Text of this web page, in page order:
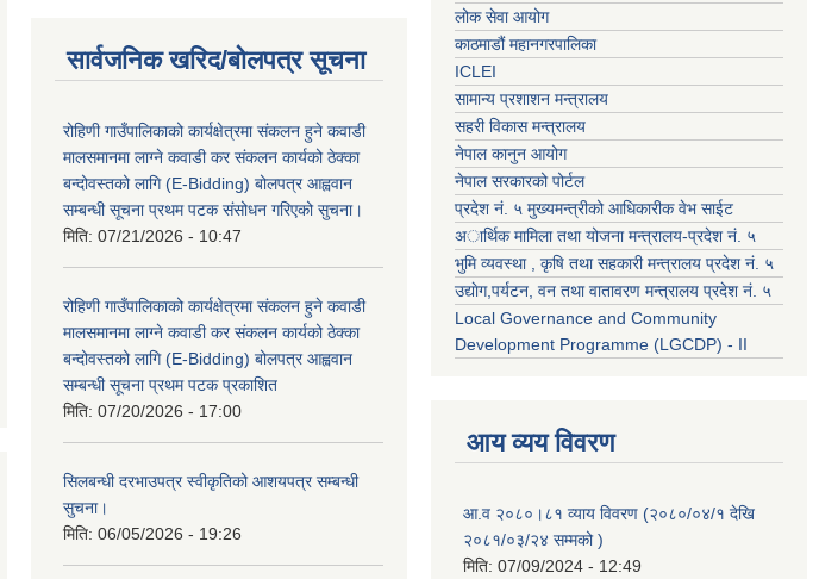
सार्वजनिक खरिद/बोलपत्र सूचना
रोहिणी गाउँपालिकाको कार्यक्षेत्रमा संकलन हुने कवाडी
मालसमानमा लाग्ने कवाडी कर संकलन कार्यको ठेक्का
बन्दोवस्तको लागि (E-Bidding) बोलपत्र आह्ववान
सम्बन्धी सूचना प्रथम पटक संसोधन गरिएको सुचना।
मिति: 07/21/2026 - 10:47
रोहिणी गाउँपालिकाको कार्यक्षेत्रमा संकलन हुने कवाडी
मालसमानमा लाग्ने कवाडी कर संकलन कार्यको ठेक्का
बन्दोवस्तको लागि (E-Bidding) बोलपत्र आह्ववान
सम्बन्धी सूचना प्रथम पटक प्रकाशित
मिति: 07/20/2026 - 17:00
सिलबन्धी दरभाउपत्र स्वीकृतिको आशयपत्र सम्बन्धी
सुचना।
मिति: 06/05/2026 - 19:26
लोक सेवा आयोग
काठमाडौं महानगरपालिका
ICLEI
सामान्य प्रशाशन मन्त्रालय
सहरी विकास मन्त्रालय
नेपाल कानुन आयोग
नेपाल सरकारको पोर्टल
प्रदेश नं. ५ मुख्यमन्त्रीको आधिकारीक वेभ साईट
अार्थिक मामिला तथा योजना मन्त्रालय-प्रदेश नं. ५
भुमि व्यवस्था , कृषि तथा सहकारी मन्त्रालय प्रदेश नं. ५
उद्याेग,पर्यटन, वन तथा वातावरण मन्त्रालय प्रदेश नं. ५
Local Governance and Community
Development Programme (LGCDP) - II
आय व्यय विवरण
आ.व २०८०।८१ व्याय विवरण (२०८०/०४/१ देखि
२०८१/०३/२४ सम्मको )
मिति: 07/09/2024 - 12:49